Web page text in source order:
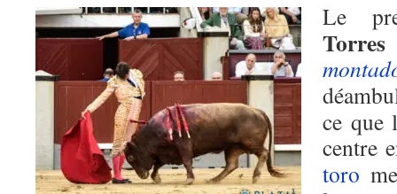
Le
Torres
ce
centre
toro